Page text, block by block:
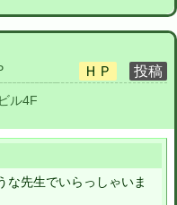
ル4F
な先生でいらっしゃいま